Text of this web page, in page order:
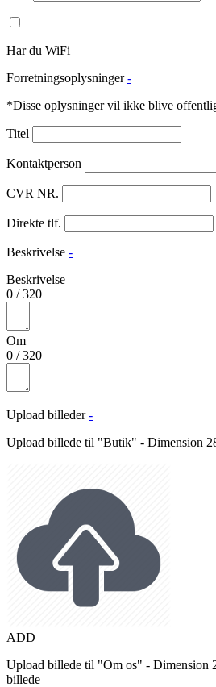
Har du WiFi
Forretningsoplysninger -
*Disse oplysninger vil ikke blive
Titel
Kontaktperson
CVR NR.
Direkte tlf.
Beskrivelse -
Beskrivelse
0 /320
Om
0 /320
Upload billeder -
Upload billede til "Butik" - Dimension
ADD
Upload billede til "Om os" - Dimension
billede